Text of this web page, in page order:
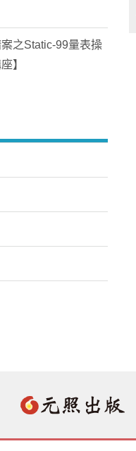
之Static-99量表操
】